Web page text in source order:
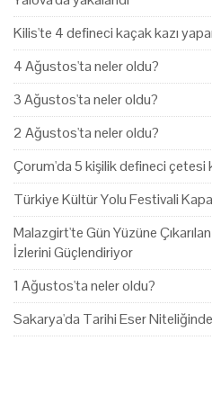
Kilis'te 4 defineci kaçak kazı
4 Ağustos'ta neler oldu?
3 Ağustos'ta neler oldu?
2 Ağustos'ta neler oldu?
Çorum'da 5 kişilik defineci çetesi
Türkiye Kültür Yolu Festivali
Malazgirt'te Gün Yüzüne
İzlerini Güçlendiriyor
1 Ağustos'ta neler oldu?
Sakarya'da Tarihi Eser